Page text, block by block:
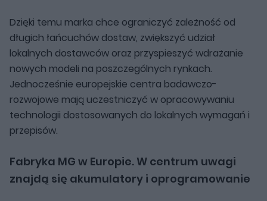
Dzięki temu marka chce ograniczyć zależność od
długich łańcuchów dostaw, zwiększyć udział
lokalnych dostawców oraz przyspieszyć wdrażanie
nowych modeli na poszczególnych rynkach.
Jednocześnie europejskie centra badawczo-
rozwojowe mają uczestniczyć w opracowywaniu
technologii dostosowanych do lokalnych wymagań i
przepisów.
Fabryka MG w Europie. W centrum uwagi
znajdą się akumulatory i oprogramowanie